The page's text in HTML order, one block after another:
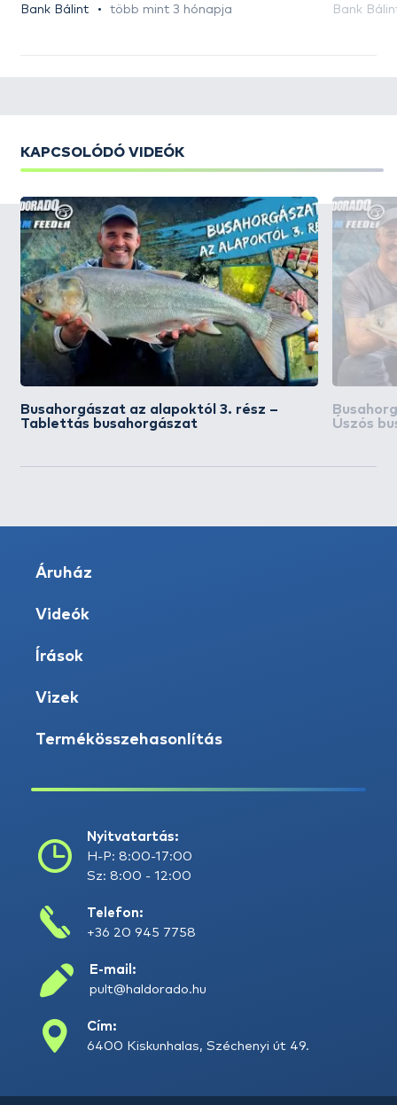
Bank Bálint több mint 3 hónapja Bank
KAPCSOLÓDÓ VIDEÓK
Busahorgászat az alapoktól 3. rész –
Tablettás busahorgászat
Úszós
Áruház
Videók
Írások
Vizek
Termékösszehasonlítás
Nyitvatartás:
H-P: 8:00-17:00
Sz: 8:00 - 12:00
Telefon:
+36 20 945 7758
E-mail:
pult@haldorado.hu
Cím:
6400 Kiskunhalas, Széchenyi út 49.